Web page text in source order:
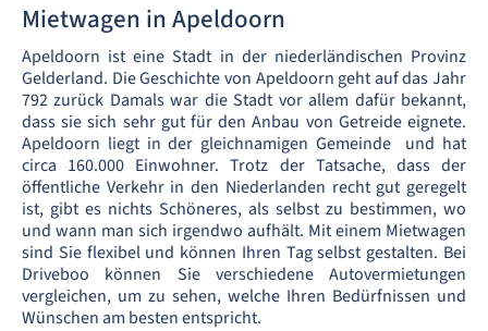
Mietwagen in Apeldoorn
Apeldoorn ist eine Stadt in der niederländischen Provinz
Gelderland. Die Geschichte von Apeldoorn geht auf das Jahr
792 zurück Damals war die Stadt vor allem dafür bekannt,
dass sie sich sehr gut für den Anbau von Getreide eignete.
Apeldoorn liegt in der gleichnamigen Gemeinde und hat
circa 160.000 Einwohner. Trotz der Tatsache, dass der
öffentliche Verkehr in den Niederlanden recht gut geregelt
ist, gibt es nichts Schöneres, als selbst zu bestimmen, wo
und wann man sich irgendwo aufhält. Mit einem Mietwagen
sind Sie flexibel und können Ihren Tag selbst gestalten. Bei
Driveboo können Sie verschiedene Autovermietungen
vergleichen, um zu sehen, welche Ihren Bedürfnissen und
Wünschen am besten entspricht.